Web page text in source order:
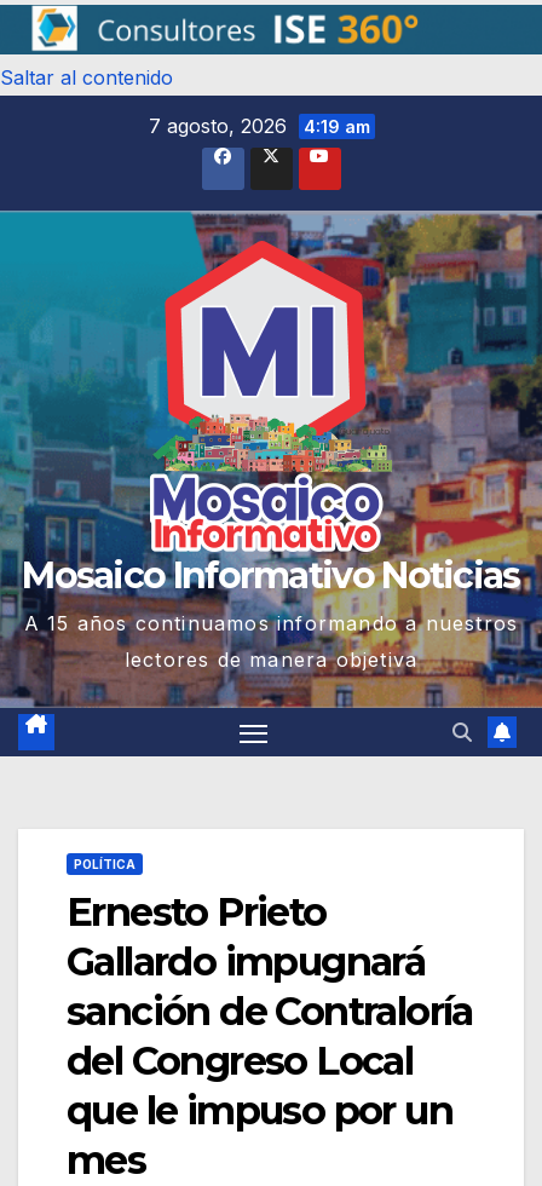
Saltar al contenido
7 agosto, 2026
4:19 am
Mosaico Informativo Noticias
A 15 años continuamos informando a nuestros
lectores de manera objetiva
POLÍTICA
Ernesto Prieto
Gallardo impugnará
sanción de Contraloría
del Congreso Local
que le impuso por un
mes